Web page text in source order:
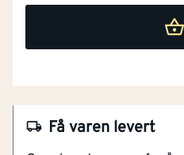
Få varen levert
Fiberskjær i spissen